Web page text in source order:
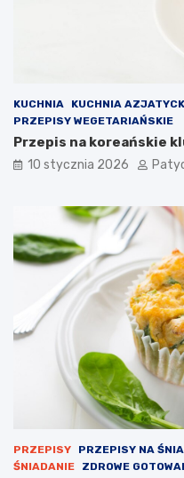
KUCHNIA KUCHNIA
PRZEPISY WEGETARIAŃSKIE
Przepis na koreańskie
10 stycznia 2026
PRZEPISY PRZEPISY NA
ŚNIADANIE
ZDROWE